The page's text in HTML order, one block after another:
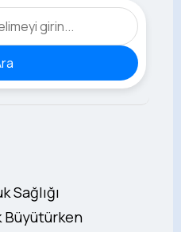
Sağlığı
Büyütürken